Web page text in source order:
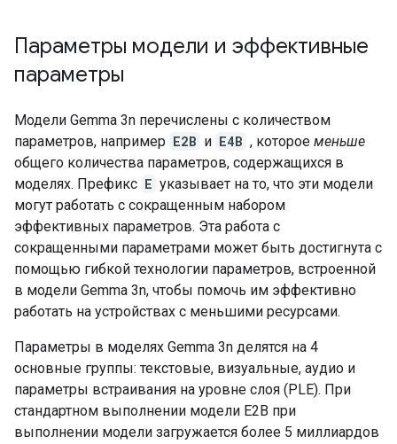
Параметры модели и эффективные
параметры
Модели Gemma 3n перечислены с количеством
параметров, например E2B и E4B , которое меньше
общего количества параметров, содержащихся в
моделях. Префикс E указывает на то, что эти модели
могут работать с сокращенным набором
эффективных параметров. Эта работа с
сокращенными параметрами может быть достигнута с
помощью гибкой технологии параметров, встроенной
в модели Gemma 3n, чтобы помочь им эффективно
работать на устройствах с меньшими ресурсами.
Параметры в моделях Gemma 3n делятся на 4
основные группы: текстовые, визуальные, аудио и
параметры встраивания на уровне слоя (PLE). При
стандартном выполнении модели E2B при
выполнении модели загружается более 5 миллиардов